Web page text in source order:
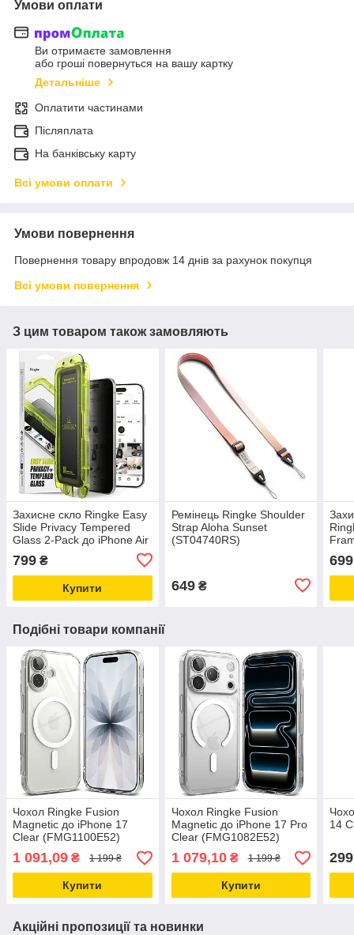
Умови оплати
Ви отримаєте замовлення
або гроші повернуться на вашу картку
Детальніше
Оплатити частинами
Післяплата
На банківську карту
Всі умови оплати
Умови повернення
Повернення товару впродовж 14 днів за рахунок покупця
Всі умови повернення
З цим товаром також замовляють
Захисне скло Ringke Easy
Slide Privacy Tempered
Glass 2-Pack до iPhone Air
799 ₴
Купити
Ремінець Ringke Shoulder
Strap Aloha Sunset
(ST04740RS)
649₴
699
Подібні товари компанії
Чохол Ringke Fusion
Magnetic до iPhone 17
Clear (FMG1100E52)
1 091,09 ₴ 1 199 ₴
Купити
Чохол Ringke Fusion
Magnetic до iPhone 17 Pro
Clear (FMG1082E52)
1 079,10₴ 1 199 ₴
Купити
14
299
Акційні пропозиції та новинки